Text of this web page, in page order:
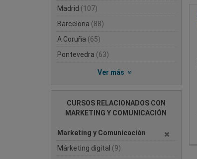
Madrid (107)
Barcelona (88)
A Coruña (65)
Pontevedra (63)
Ver más
CURSOS RELACIONADOS CON
MARKETING Y COMUNICACIÓN
Marketing y Comunicación
Márketing digital (9)